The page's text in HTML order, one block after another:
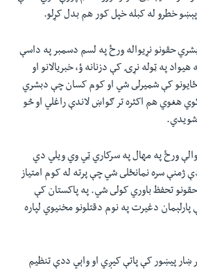
خطرو له کبله خپل کور هم بدل کړلو.
حقونو نړيواله ورځ په لسم دسمبر په داسې
په ټوله نړۍ کې دزنانه ؤ، خبريالانو او
ځايونو کې شميرلى شي او کوم کسان چې دبشري
هغوي هم اکثره تر ګواښ لاندې راغلي او څو
ورځ په مهال په سرکاري ټي وي ويلي دي
ژمنې سره نمانځلى شي چې پرته له کوم امتياز
تحفظ باوري کولى شي. په پاکستان کې
دغيرت په نوم دقتلونو مخنيوي لپاره
ښار پیښور کې پاتې کیږي او واېي ددې تنظيم